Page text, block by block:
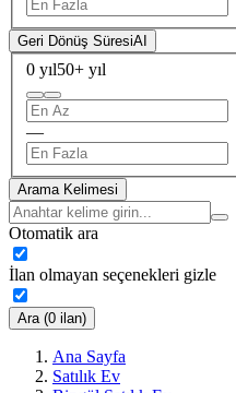
Geri Dönüş SüresiAI
0 yıl50+ yıl
—
Arama Kelimesi
Otomatik ara
İlan olmayan seçenekleri gizle
Ara (0 ilan)
Ana Sayfa
Satılık Ev